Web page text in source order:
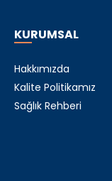
KURUMSAL
Hakkımızda
Kalite Politikamız
Sağlık Rehberi